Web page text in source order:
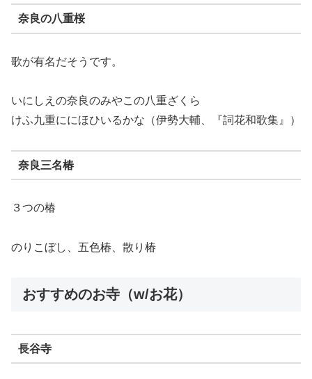
奈良の八重桜
歌が有名だそうです。
いにしえの奈良のみやこの八重ざくら
けふ九重ににほひいるかな（伊勢大輔、『詞花和歌集』）
奈良三名椿
３つの椿
のりこぼし、五色椿、散り椿
おすすめのお寺（w/お花）
長谷寺